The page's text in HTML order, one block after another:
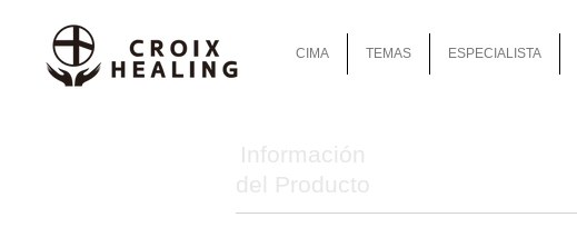
CIMA TEMAS ESPECIALISTA
Información
del Producto